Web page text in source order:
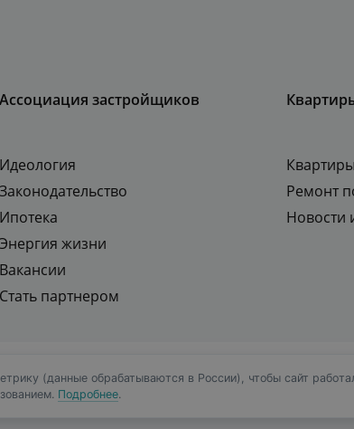
Ассоциация застройщиков
Идеология
Законодательство
Ипотека
Энергия жизни
Вакансии
Стать партнером
Ремонт
Новости
продаж жилой и коммерческой
Политика
(данные обрабатываются в России), чтобы сайт
Подробнее.